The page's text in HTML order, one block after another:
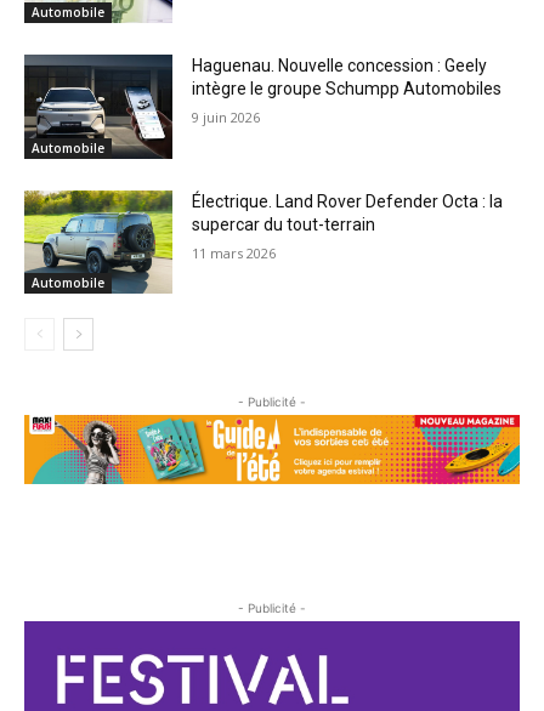
Automobile
Automobile
Haguenau. Nouvelle concession : Geely
intègre le groupe Schumpp Automobiles
9 juin 2026
Automobile
Électrique. Land Rover Defender Octa : la
supercar du tout-terrain
11 mars 2026
- Publicité -
- Publicité -